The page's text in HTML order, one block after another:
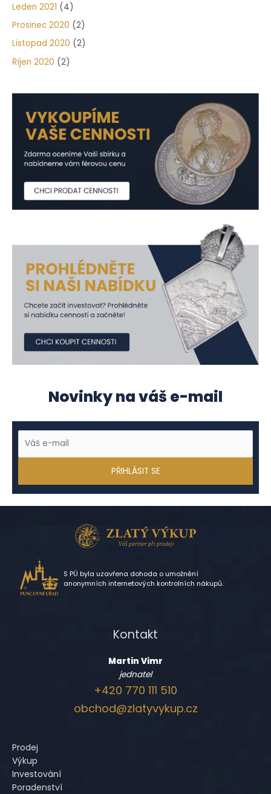
Leden 2021 (4)
Prosinec 2020 (2)
Listopad 2020 (2)
Říjen 2020 (2)
Novinky na váš e-mail
S PÚ byla uzavřena dohoda o umožnění
anonymních internetových kontrolních nákupů.
Kontakt
Martin Vimr
jednatel
+420 770 111 510
obchod@zlatyvykup.cz
Prodej
Výkup
Investování
Poradenství